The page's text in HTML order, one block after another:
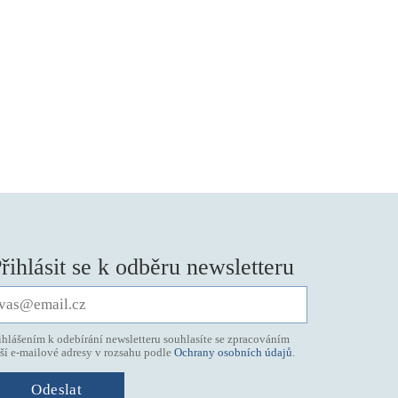
se k odběru newsletteru
k odebírání newsletteru souhlasíte se zpracováním
e-mailové adresy v rozsahu podleOchrany osobních údajů.